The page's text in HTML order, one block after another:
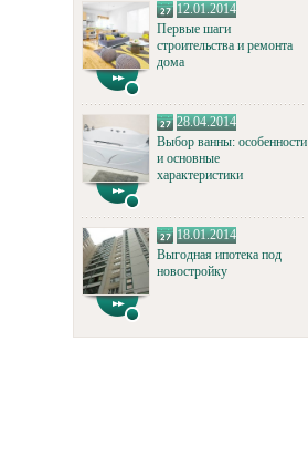
12.01.2014
Первые шаги
строительства и ремонта
дома
28.04.2014
Выбор ванны: особенности
и основные
характеристики
18.01.2014
Выгодная ипотека под
новостройку